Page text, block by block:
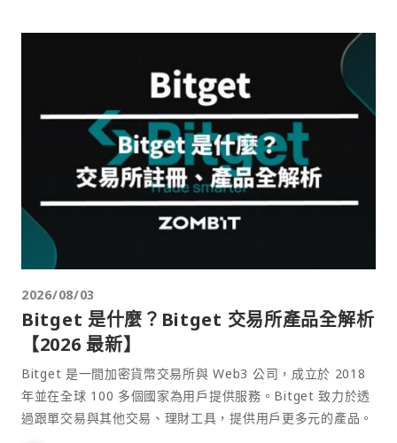
2026/08/03
Bitget 是什麼？Bitget 交易所產品全解析
【2026 最新】
Bitget 是一間加密貨幣交易所與 Web3 公司，成立於 2018
年並在全球 100 多個國家為用戶提供服務。Bitget 致力於透
過跟單交易與其他交易、理財工具，提供用戶更多元的產品。